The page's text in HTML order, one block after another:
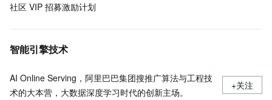
社区 VIP 招募激励计划
智能引擎技术
AI Online Serving，阿里巴巴集团搜推广算法与工程技
术的大本营，大数据深度学习时代的创新主场。
+关注